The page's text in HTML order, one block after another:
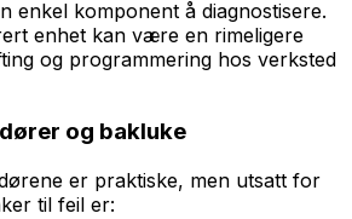
enkel komponent å diagnostisere.
enhet kan være en rimeligere
og programmering hos verksted
og bakluke
er praktiske, men utsatt for
til feil er: